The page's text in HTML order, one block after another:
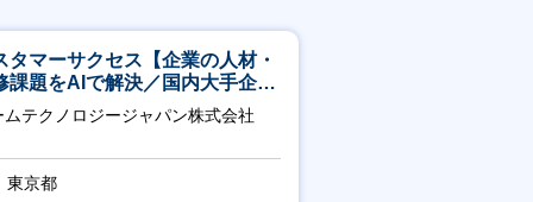
タマーサクセス【企業の人材・
課題をAIで解決／国内大手企業
社導入／フレックス可】
ムテクノロジージャパン株式会社
東京都